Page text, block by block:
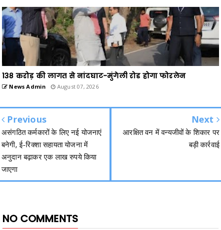
138 करोड़ की लागत से नांदघाट-मुंगेली रोड होगा फोरलेन
News Admin August 07, 2026
Previous
असंगठित कर्मकारों के लिए नई योजनाएं
बनेगी, ई-रिक्शा सहायता योजना में
अनुदान बढ़ाकर एक लाख रुपये किया
जाएगा
Next
आरक्षित वन में वन्यजीवों के शिकार पर
बड़ी कार्रवाई
NO COMMENTS